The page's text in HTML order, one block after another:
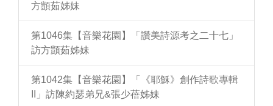
方顗茹姊妹
第1046集【音樂花園】「讚美詩源考之二十七」
訪方顗茹姊妹
第1042集【音樂花園】「《耶穌》創作詩歌專輯
II」訪陳約瑟弟兄&張少蓓姊妹